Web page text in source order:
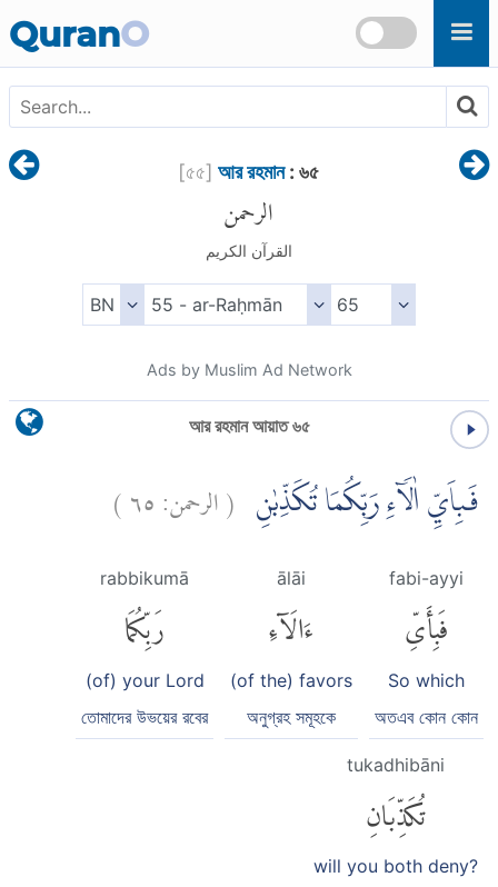
QuranO
[৫৫] আর রহমান: ৬৫
الرحمن
القرآن الكريم
Ads by Muslim Ad Network
আর রহমান আয়াত ৬৫
فَبِاَيِّ اٰلَاۤءِ رَبِّكُمَا تُكَذِّبٰنِ (الرحمن:٦٥)
fabi-ayyi
فَبِأَىِّ
So which
অতএব কোন কোন
ālāi
ءَالَآءِ
(of the) favors
অনুগ্রহ সমূহকে
rabbikumā
رَبِّكُمَا
(of) your Lord
তোমাদের উভয়ের রবের
tukadhibāni
تُكَذِّبَانِ
will you both deny?